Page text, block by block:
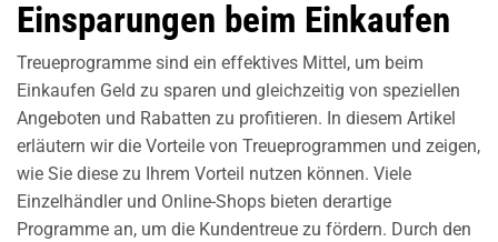
Einsparungen beim Einkaufen
Treueprogramme sind ein effektives Mittel, um beim
Einkaufen Geld zu sparen und gleichzeitig von speziellen
Angeboten und Rabatten zu profitieren. In diesem Artikel
erläutern wir die Vorteile von Treueprogrammen und zeigen,
wie Sie diese zu Ihrem Vorteil nutzen können. Viele
Einzelhändler und Online-Shops bieten derartige
Programme an, um die Kundentreue zu fördern. Durch den